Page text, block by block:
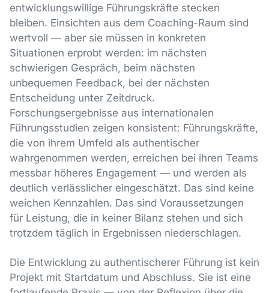
entwicklungswillige Führungskräfte stecken
bleiben. Einsichten aus dem Coaching-Raum sind
wertvoll — aber sie müssen in konkreten
Situationen erprobt werden: im nächsten
schwierigen Gespräch, beim nächsten
unbequemen Feedback, bei der nächsten
Entscheidung unter Zeitdruck.
Forschungsergebnisse aus internationalen
Führungsstudien zeigen konsistent: Führungskräfte,
die von ihrem Umfeld als authentischer
wahrgenommen werden, erreichen bei ihren Teams
messbar höheres Engagement — und werden als
deutlich verlässlicher eingeschätzt. Das sind keine
weichen Kennzahlen. Das sind Voraussetzungen
für Leistung, die in keiner Bilanz stehen und sich
trotzdem täglich in Ergebnissen niederschlagen.
Die Entwicklung zu authentischerer Führung ist kein
Projekt mit Startdatum und Abschluss. Sie ist eine